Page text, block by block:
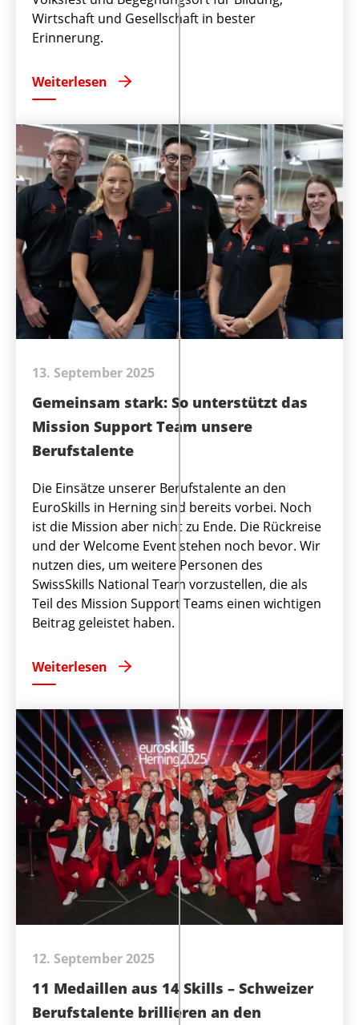
Wirtschaft und Gesellschaft in bester
Erinnerung.
Weiterlesen
13. September 2025
Gemeinsam stark: So unterstützt das
Mission Support Team unsere
Berufstalente
Die Einsätze unserer Berufstalente an den
EuroSkills in Herning sind bereits vorbei. Noch
ist die Mission aber nicht zu Ende. Die Rückreise
und der Welcome Event stehen noch bevor. Wir
nutzen dies, um weitere Personen des
SwissSkills National Team vorzustellen, die als
Teil des Mission Support Teams einen wichtigen
Beitrag geleistet haben.
Weiterlesen
12. September 2025
11 Medaillen aus 14 Skills – Schweizer
Berufstalente brillieren an den